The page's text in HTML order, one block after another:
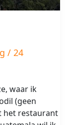
/ 24
waar ik
(geen
het restaurant